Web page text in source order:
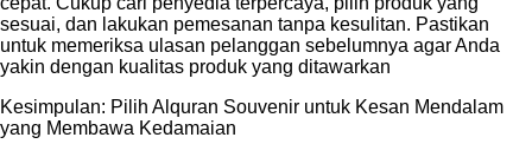
sesuai, dan lakukan pemesanan tanpa kesulitan. Pastikan
untuk memeriksa ulasan pelanggan sebelumnya agar Anda
yakin dengan kualitas produk yang ditawarkan
Kesimpulan: Pilih Alquran Souvenir untuk Kesan Mendalam
yang Membawa Kedamaian